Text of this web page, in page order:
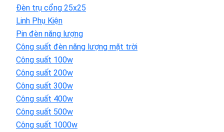
Đèn trụ cổng 25x25
Linh Phụ Kiện
Pin đèn năng lượng
Công suất đèn năng lượng mặt trời
Công suất 100w
Công suất 200w
Công suất 300w
Công suất 400w
Công suất 500w
Công suất 1000w